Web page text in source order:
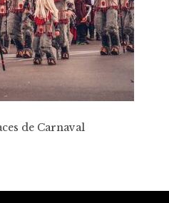
de Carnaval